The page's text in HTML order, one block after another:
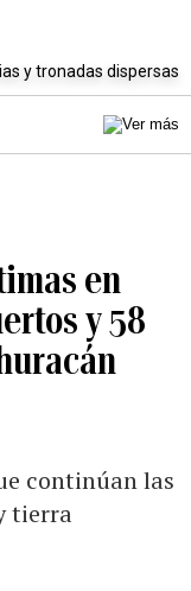
y tronadas dispersas
en
y 58
continúan las
tierra